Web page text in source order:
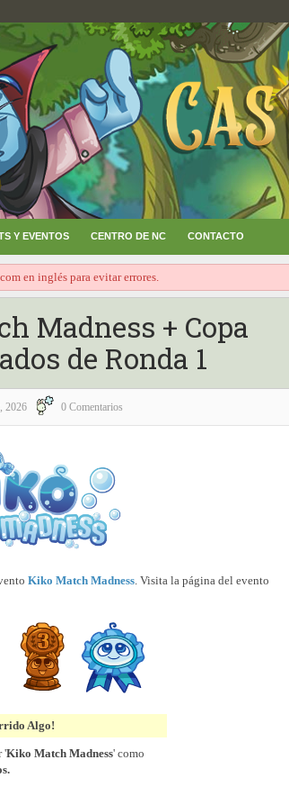
Y EVENTOS CENTRO DE NC CONTACTO
en inglés para evitar errores.
Madness + Copa
de Ronda 1
2026 0 Comentarios
Kiko Match Madness. Visita la página del evento
Algo!
'Kiko Match Madness' como